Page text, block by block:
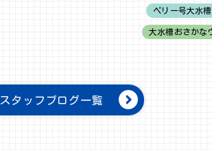
ペリー号大水
大水槽おさかな
スタッフブログ一覧